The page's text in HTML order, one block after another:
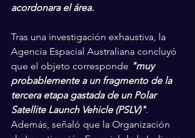
acordonara el área.
Tras una investigación exhaustiva, la
Agencia Espacial Australiana concluyó
que el objeto corresponde "muy
probablemente a un fragmento de la
tercera etapa gastada de un Polar
Satellite Launch Vehicle (PSLV)".
Además, señaló que la Organización